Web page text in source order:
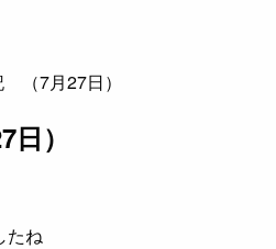
（7月27日）
）
たね